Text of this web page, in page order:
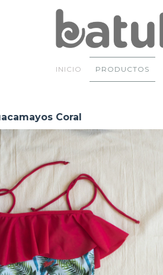
INICIO PRODUCTOS
Coral